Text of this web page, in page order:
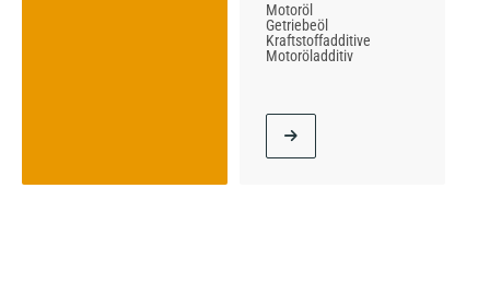
Motoröl
Getriebeöl
Kraftstoffadditive
Motoröladditiv